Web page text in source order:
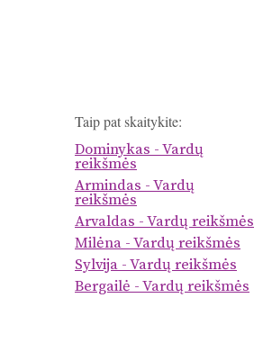
Taip pat skaitykite:
Dominykas - Vardų
reikšmės
Armindas - Vardų
reikšmės
Arvaldas - Vardų reikšmės
Milėna - Vardų reikšmės
Sylvija - Vardų reikšmės
Bergailė - Vardų reikšmės